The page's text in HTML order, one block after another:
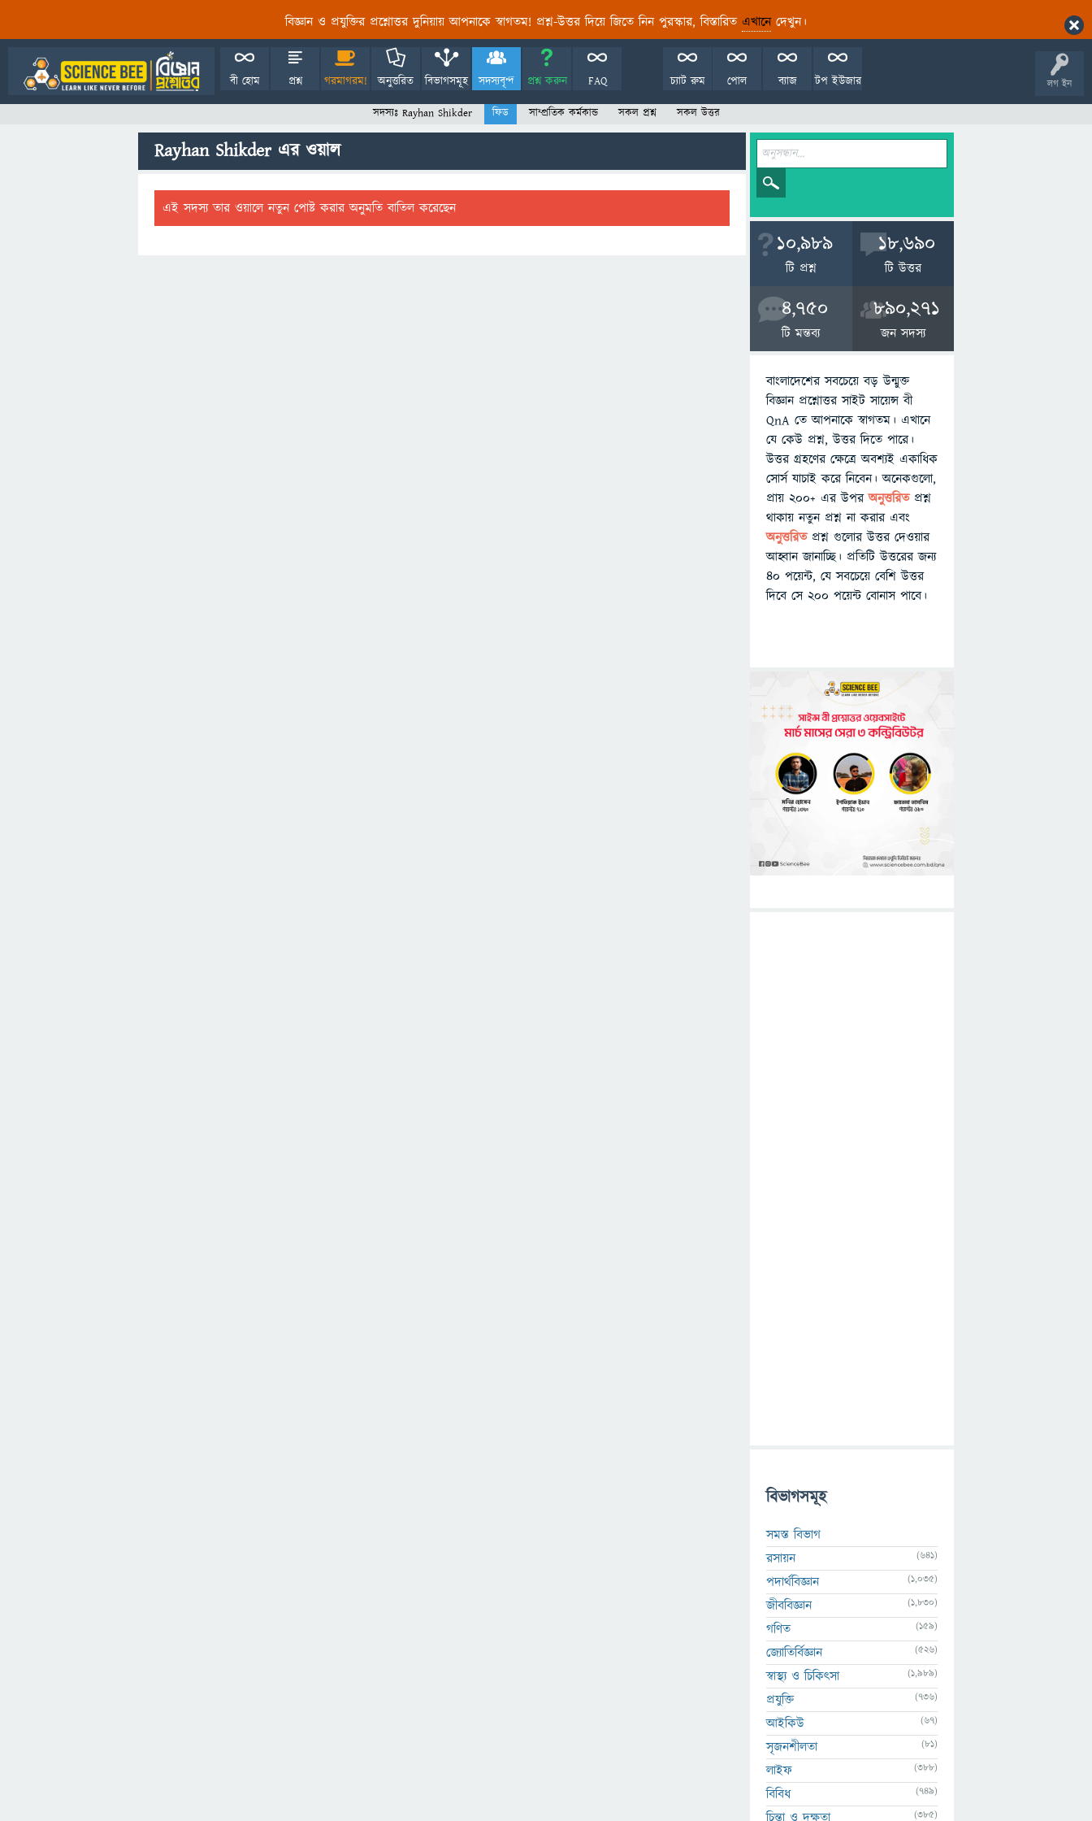
বিজ্ঞান ও প্রযুক্তির প্রশ্নোত্তর দুনিয়ায় আপনাকে স্বাগতম! প্রশ্ন-উত্তর দিয়ে জিতে নিন পুরস্কার, বিস্তারিত এখানেদেখুন।
লগ ইন
বী হোম প্রশ্ন গরমাগরম! অনুত্তরিত বিভাগসমূহ সদস্যবৃন্দ প্রশ্ন করুন FAQ টপ ইউজার
ব্যাজ
পোল
চ্যাট রুম
সদস্যঃ Rayhan Shikder ফিড সাম্প্রতিক কর্মকান্ড সকল প্রশ্ন সকল উত্তর
Rayhan Shikder এর ওয়াল
এই সদস্য তার ওয়ালে নতুন পোষ্ট করার অনুমতি বাতিল করেছেন
10,989
টি প্রশ্ন
18,690
টি উত্তর
4,750
টি মন্তব্য
890,271
জন সদস্য
বাংলাদেশের সবচেয়ে বড় উন্মুক্ত
বিজ্ঞান প্রশ্নোত্তর সাইট সায়েন্স বী
QnA তে আপনাকে স্বাগতম। এখানে
যে কেউ প্রশ্ন, উত্তর দিতে পারে।
উত্তর গ্রহণের ক্ষেত্রে অবশ্যই একাধিক
সোর্স যাচাই করে নিবেন। অনেকগুলো,
প্রায় ২০০+ এর উপরঅনুত্তরিতপ্রশ্ন
থাকায় নতুন প্রশ্ন না করার এবং
অনুত্তরিত প্রশ্ন গুলোর উত্তর দেওয়ার
আহ্বান জানাচ্ছি। প্রতিটি উত্তরের জন্য
৪০ পয়েন্ট, যে সবচেয়ে বেশি উত্তর
দিবে সে ২০০ পয়েন্ট বোনাস পাবে।
বিভাগসমূহ
সমস্ত বিভাগ
রসায়ন
(641)
পদার্থবিজ্ঞান (1,035)
জীববিজ্ঞান (1,830)
গণিত (159)
জ্যোতির্বিজ্ঞান (526)
স্বাস্থ্য ও চিকিৎসা (1,989)
প্রযুক্তি (736)
আইকিউ (67)
সৃজনশীলতা (81)
লাইফ (388)
বিবিধ (749)
চিন্তা ও দক্ষতা (385)